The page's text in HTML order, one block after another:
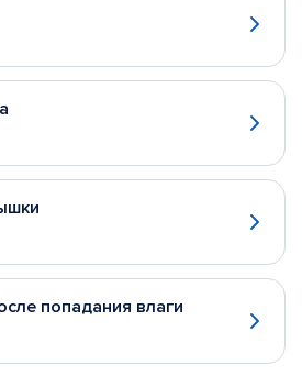
попадания влаги